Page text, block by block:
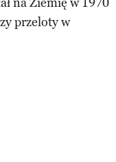
na Ziemię w 1970
przeloty w